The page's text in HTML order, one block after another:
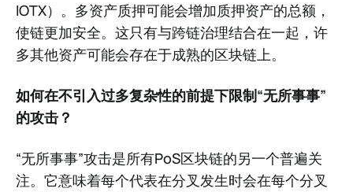
IOTX）。多资产质押可能会增加质押资产的总额，
使链更加安全。这只有与跨链治理结合在一起，许
多其他资产可能会存在于成熟的区块链上。
如何在不引入过多复杂性的前提下限制“无所事事”
的攻击？
“无所事事”攻击是所有PoS区块链的另一个普遍关
注。它意味着每个代表在分叉发生时会在每个分叉